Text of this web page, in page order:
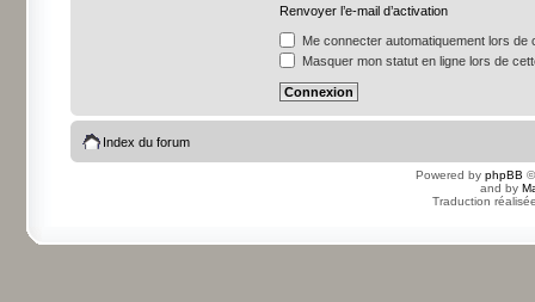
Renvoyer l’e-mail d’activation
Me connecter automatiquement lors de
Masquer mon statut en ligne lors de
Index du forum
Powered by phpBB
and by
Traduction